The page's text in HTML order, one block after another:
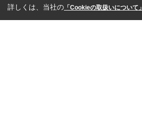
詳しくは、当社の 「Cookieの取扱いについて」